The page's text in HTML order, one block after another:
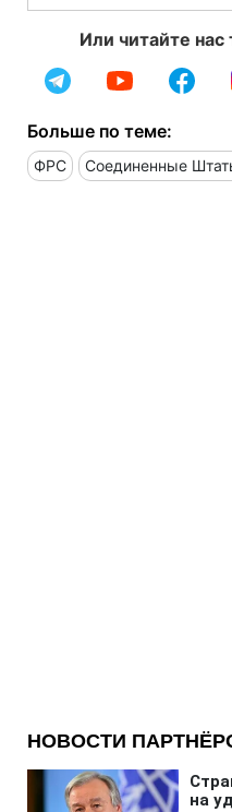
Или читайте нас
Больше по теме:
ФРС Соединенные